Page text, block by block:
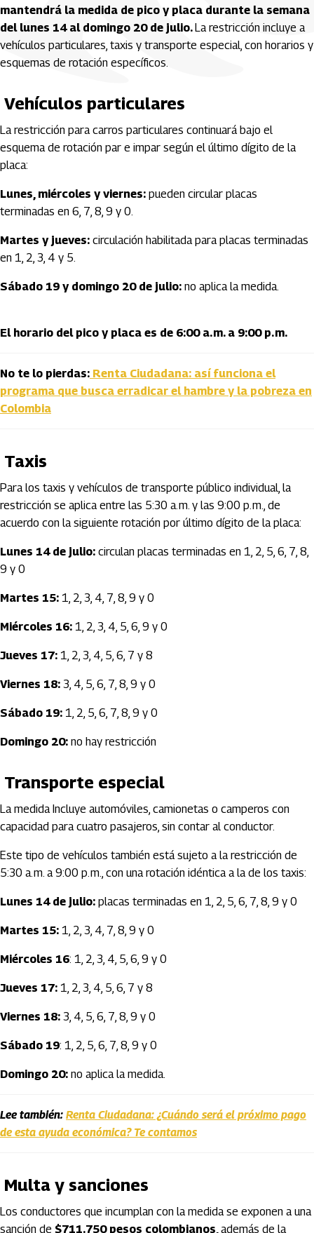
mantendrá la medida de pico y placa durante la semana
del lunes 14 al domingo 20 de julio.La restricción incluye a
vehículos particulares, taxis y transporte especial, con horarios y
esquemas de rotación específicos.
Vehículos particulares
La restricción para carros particulares continuará bajo el
esquema de rotación par e impar según el último dígito de la
placa:
Lunes, miércoles y viernes: pueden circular placas
terminadas en 6, 7, 8, 9 y 0.
Martes y jueves: circulación habilitada para placas terminadas
en 1, 2, 3, 4 y 5.
Sábado 19 y domingo 20 de julio: no aplica la medida.
El horario del pico y placa es de 6:00 a. m. a 9:00 p. m.
No te lo pierdas: Renta Ciudadana: así funciona el
programa que busca erradicar el hambre y la pobreza en
Colombia
Taxis
Para los taxis y vehículos de transporte público individual, la
restricción se aplica entre las 5:30 a. m. y las 9:00 p. m., de
acuerdo con la siguiente rotación por último dígito de la placa:
Lunes 14 de julio: circulan placas terminadas en 1, 2, 5, 6, 7, 8,
9 y 0
Martes 15: 1, 2, 3, 4, 7, 8, 9 y 0
Miércoles 16: 1, 2, 3, 4, 5, 6, 9 y 0
Jueves 17: 1, 2, 3, 4, 5, 6, 7 y 8
Viernes 18: 3, 4, 5, 6, 7, 8, 9 y 0
Sábado 19: 1, 2, 5, 6, 7, 8, 9 y 0
Domingo 20: no hay restricción
Transporte especial
La medida Incluye automóviles, camionetas o camperos con
capacidad para cuatro pasajeros, sin contar al conductor.
Este tipo de vehículos también está sujeto a la restricción de
5:30 a. m. a 9:00 p. m., con una rotación idéntica a la de los taxis:
Lunes 14 de julio: placas terminadas en 1, 2, 5, 6, 7, 8, 9 y 0
Martes 15: 1, 2, 3, 4, 7, 8, 9 y 0
Miércoles 16: 1, 2, 3, 4, 5, 6, 9 y 0
Jueves 17: 1, 2, 3, 4, 5, 6, 7 y 8
Viernes 18: 3, 4, 5, 6, 7, 8, 9 y 0
Sábado 19: 1, 2, 5, 6, 7, 8, 9 y 0
Domingo 20: no aplica la medida.
Lee también: Renta Ciudadana: ¿Cuándo será el próximo pago
de esta ayuda económica? Te contamos
Multa y sanciones
Los conductores que incumplan con la medida se exponen a una
sanción de $711.750 pesos colombianos,además de la